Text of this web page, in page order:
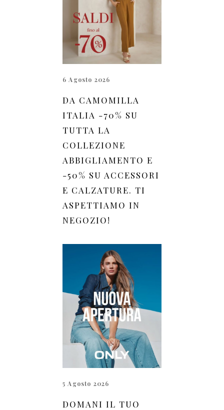
6 Agosto 2026
DA CAMOMILLA
ITALIA -70% SU
TUTTA LA
COLLEZIONE
ABBIGLIAMENTO E
-50% SU ACCESSORI
E CALZATURE. TI
ASPETTIAMO IN
NEGOZIO!
5 Agosto 2026
DOMANI IL TUO